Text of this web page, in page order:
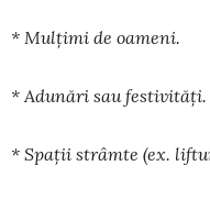
* Mulțimi de oameni.
* Adunări sau festivități.
* Spații strâmte (ex.